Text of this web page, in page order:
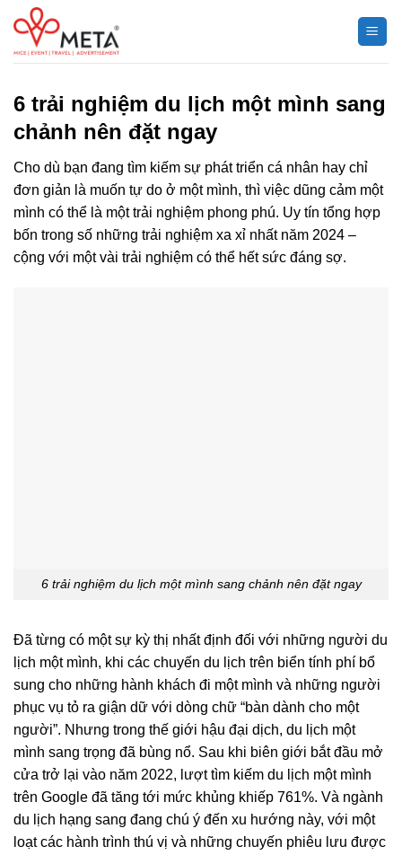
Chuyển
đến
nội
6 trải nghiệm du lịch một mình sang
chảnh nên đặt ngay
Cho dù bạn đang tìm kiếm sự phát triển cá nhân hay chỉ
đơn giản là muốn tự do ở một mình, thì việc dũng cảm một
mình có thể là một trải nghiệm phong phú. Uy tín tổng hợp
bốn trong số những trải nghiệm xa xỉ nhất năm 2024 –
cộng với một vài trải nghiệm có thể hết sức đáng sợ.
6 trải nghiệm du lịch một mình sang chảnh nên đặt ngay
Đã từng có một sự kỳ thị nhất định đối với những người du
lịch một mình, khi các chuyến du lịch trên biển tính phí bổ
sung cho những hành khách đi một mình và những người
phục vụ tỏ ra giận dữ với dòng chữ “bàn dành cho một
người”. Nhưng trong thế giới hậu đại dịch, du lịch một
mình sang trọng đã bùng nổ. Sau khi biên giới bắt đầu mở
cửa trở lại vào năm 2022, lượt tìm kiếm du lịch một mình
trên Google đã tăng tới mức khủng khiếp 761%. Và ngành
du lịch hạng sang đang chú ý đến xu hướng này, với một
loạt các hành trình thú vị và những chuyến phiêu lưu được